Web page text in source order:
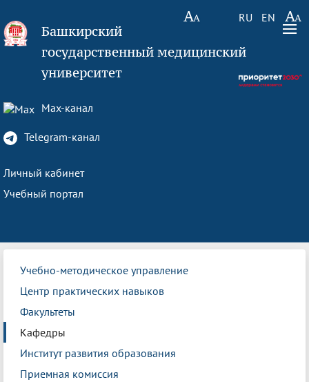
RU EN
Башкирский
государственный медицинский
университет
Max-канал
Telegram-канал
Личный кабинет
Учебный портал
Учебно-методическое управление
Центр практических навыков
Факультеты
Кафедры
Институт развития образования
Приемная комиссия